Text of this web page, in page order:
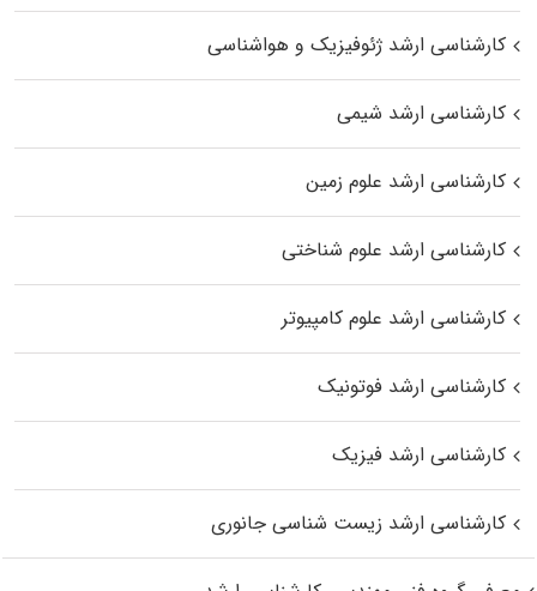
کارشناسی ارشد ژئوفیزیک و هواشناسی
کارشناسی ارشد شیمی
کارشناسی ارشد علوم زمین
کارشناسی ارشد علوم شناختی
کارشناسی ارشد علوم کامپیوتر
کارشناسی ارشد فوتونیک
کارشناسی ارشد فیزیک
کارشناسی ارشد زیست‌ شناسی جانوری